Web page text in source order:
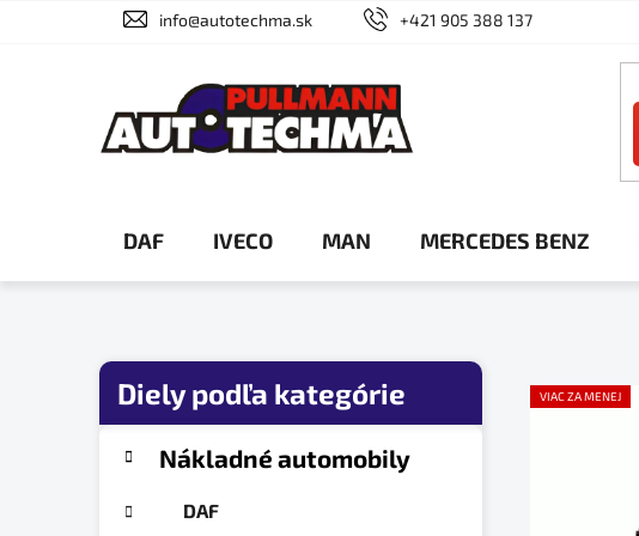
info@autotechma.sk +421 905 388 137
DAF IVECO MAN MERCEDES BENZ
B
kategórieNákladné automobily
DAF
VIAC ZA MENEJ